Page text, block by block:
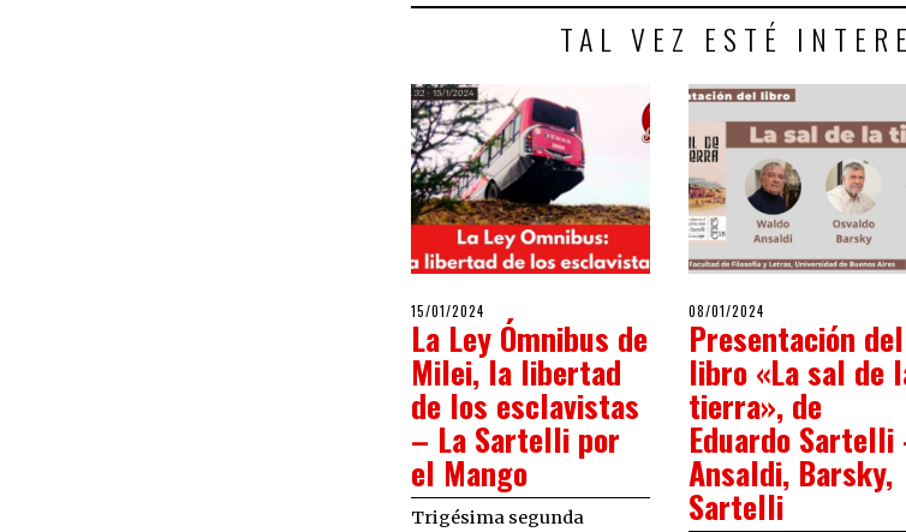
TAL VEZ ESTÉ
POSTED
ON
15/01/2024
La Ley Ómnibus de
Milei, la libertad
de los esclavistas
– La Sartelli por
el Mango
Trigésima segunda
POSTED
ON
08/01/2024
Presentación del
libro «La sal de
tierra», de
Eduardo Sartelli
Ansaldi, Barsky,
Sartelli